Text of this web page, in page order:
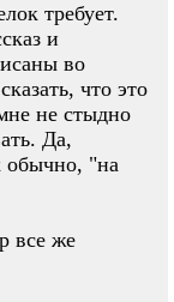
требует.
и
во
что это
не стыдно
Да,
обычно, "на
все же